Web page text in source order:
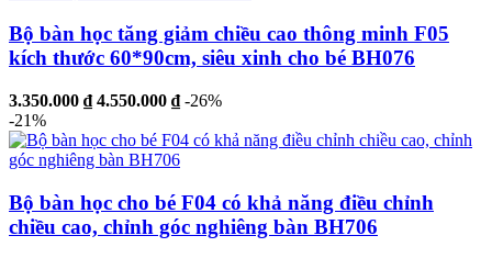
Bộ bàn học tăng giảm chiều cao thông minh F05
kích thước 60*90cm, siêu xinh cho bé BH076
3.350.000 ₫ 4.550.000 ₫ -26%
-21%
Bộ bàn học cho bé F04 có khả năng điều chỉnh
chiều cao, chỉnh góc nghiêng bàn BH706